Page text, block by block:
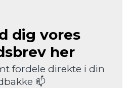
dig vores
her
fordele direkte i din
📫